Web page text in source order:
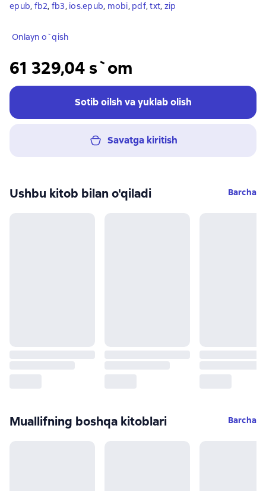
epub, fb2, fb3, ios.epub, mobi, pdf, txt, zip
Onlayn o`qish
61 329,04 s`om
Sotib oilsh va yuklab olish
Savatga kiritish
Ushbu kitob bilan o'qiladi Barcha
Muallifning boshqa kitoblari Barcha